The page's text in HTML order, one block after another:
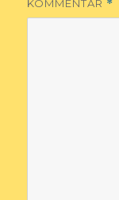
KOMMENTAR *